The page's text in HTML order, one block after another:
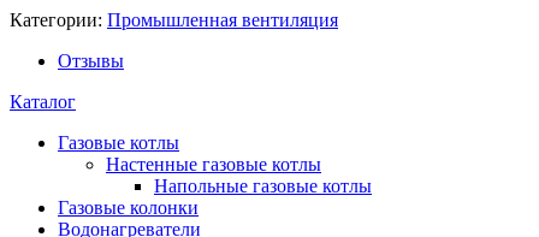
Категории: Промышленная вентиляция
Отзывы
Каталог
Газовые котлы
Настенные газовые котлы
Напольные газовые котлы
Газовые колонки
Водонагреватели